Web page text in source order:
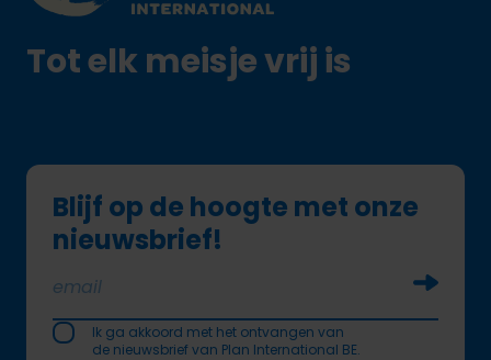
Tot elk meisje vrij is
Blijf op de hoogte met onze
nieuwsbrief!
Ik ga akkoord met het ontvangen van
de nieuwsbrief van Plan International BE.